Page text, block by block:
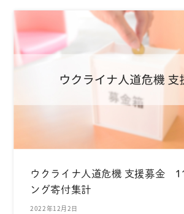
ウクライナ人道危機 支援募金
ング寄付集計
2022年12月2日